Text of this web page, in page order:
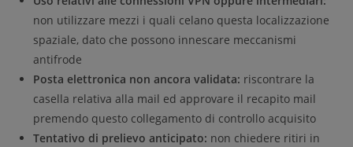
non utilizzare mezzi i quali celano questa localizzazione
spaziale, dato che possono innescare meccanismi
antifrode
Posta elettronica non ancora validata: riscontrare la
casella relativa alla mail ed approvare il recapito mail
premendo questo collegamento di controllo acquisito
Tentativo di prelievo anticipato: non chiedere ritiri in